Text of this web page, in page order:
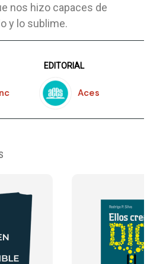
nos hizo capaces de
y lo sublime.
EDITORIAL
Aces